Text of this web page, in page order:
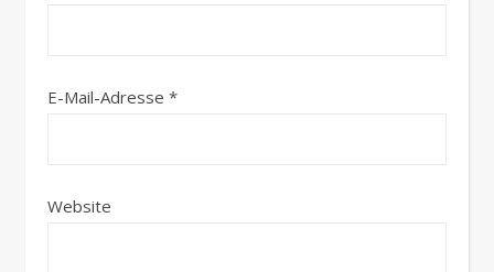
E-Mail-Adresse *
Website